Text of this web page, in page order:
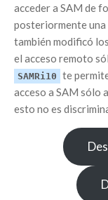
acceder a SAM de
posteriormente una
también modificó
el acceso remoto
SAMRi10 te
acceso a SAM sólo
esto no es